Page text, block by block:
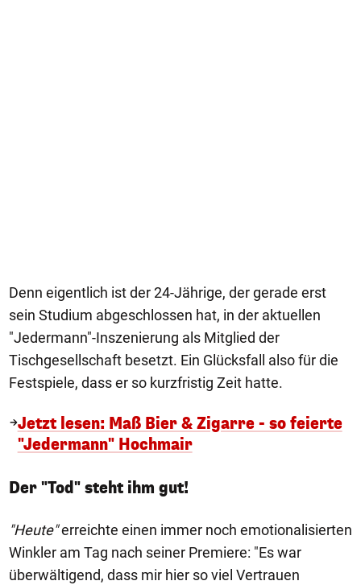
Denn eigentlich ist der 24-Jährige, der gerade erst
sein Studium abgeschlossen hat, in der aktuellen
"Jedermann"-Inszenierung als Mitglied der
Tischgesellschaft besetzt. Ein Glücksfall also für die
Festspiele, dass er so kurzfristig Zeit hatte.
Jetzt lesen: Maß Bier & Zigarre - so feierte
"Jedermann" Hochmair
Der "Tod" steht ihm gut!
"Heute"erreichte einen immer noch emotionalisierten
Winkler am Tag nach seiner Premiere: "Es war
überwältigend, dass mir hier so viel Vertrauen